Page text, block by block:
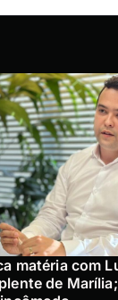
matéria com
de